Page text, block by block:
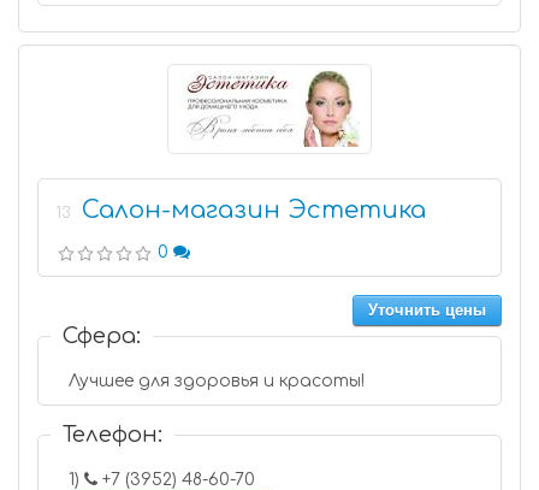
13 Салон-магазин Эстетика
0
Уточнить цены
Сфера:
Лучшее для здоровья и красоты!
Телефон:
1)
+7 (3952) 48-60-70